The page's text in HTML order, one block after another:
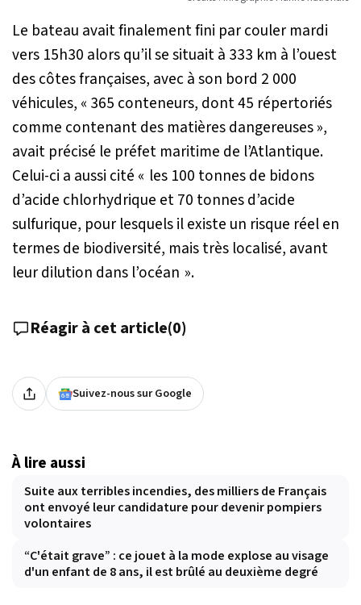
Le bateau avait finalement fini par couler mardi
vers 15h30 alors qu’il se situait à 333 km à l’ouest
des côtes françaises, avec à son bord 2 000
véhicules, « 365 conteneurs, dont 45 répertoriés
comme contenant des matières dangereuses »,
avait précisé le préfet maritime de l’Atlantique.
Celui-ci a aussi cité « les 100 tonnes de bidons
d’acide chlorhydrique et 70 tonnes d’acide
sulfurique, pour lesquels il existe un risque réel en
termes de biodiversité, mais très localisé, avant
leur dilution dans l’océan ».
Réagir à cet article(0)
Suivez-nous sur Google
À lire aussi
Suite aux terribles incendies, des milliers de Français
ont envoyé leur candidature pour devenir pompiers
volontaires
“C'était grave” : ce jouet à la mode explose au visage
d'un enfant de 8 ans, il est brûlé au deuxième degré